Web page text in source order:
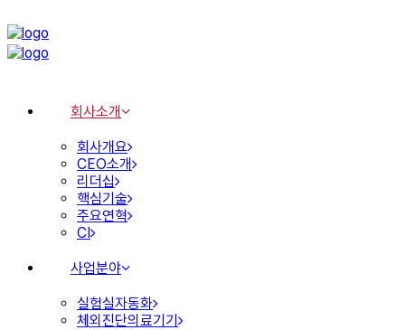
회사소개
회사개요
CEO소개
리더십
핵심기술
주요연혁
CI
사업분야
실험실자동화
체외진단의료기기